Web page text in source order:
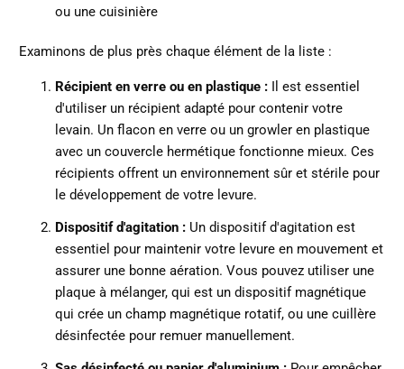
ou une cuisinière
Examinons de plus près chaque élément de la liste :
Récipient en verre ou en plastique : Il est essentiel
d'utiliser un récipient adapté pour contenir votre
levain. Un flacon en verre ou un growler en plastique
avec un couvercle hermétique fonctionne mieux. Ces
récipients offrent un environnement sûr et stérile pour
le développement de votre levure.
Dispositif d'agitation : Un dispositif d'agitation est
essentiel pour maintenir votre levure en mouvement et
assurer une bonne aération. Vous pouvez utiliser une
plaque à mélanger, qui est un dispositif magnétique
qui crée un champ magnétique rotatif, ou une cuillère
désinfectée pour remuer manuellement.